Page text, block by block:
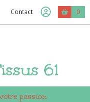
Contact 0
61
passion